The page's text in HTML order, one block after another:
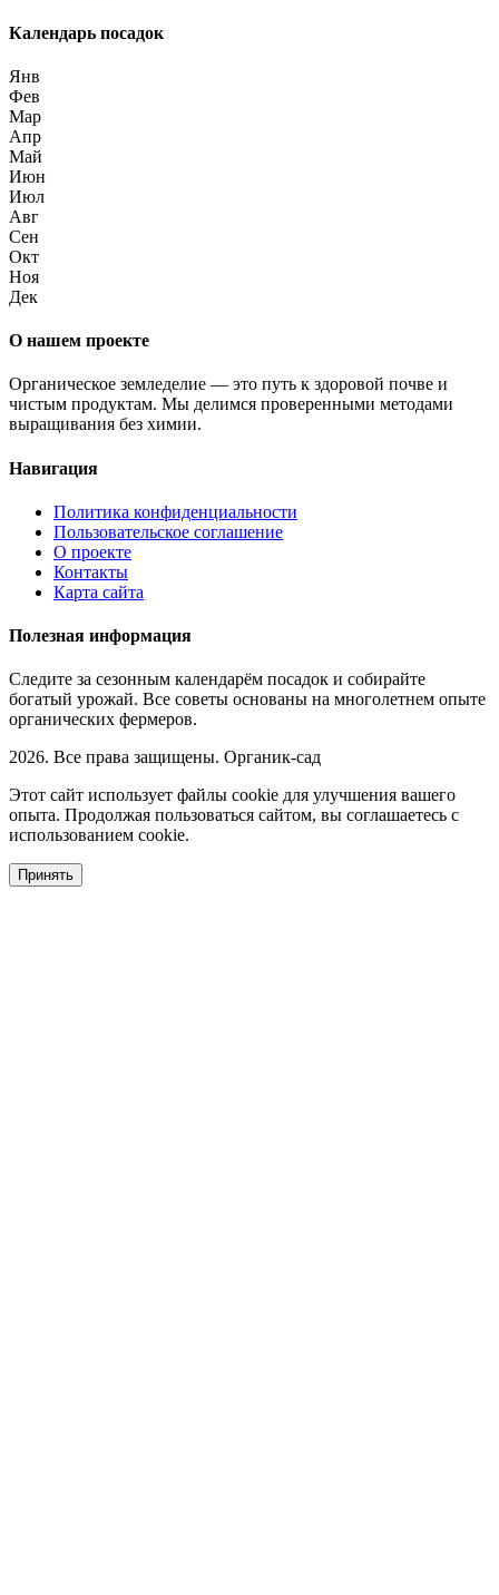
Календарь посадок
Янв
Фев
Мар
Апр
Май
Июн
Июл
Авг
Сен
Окт
Ноя
Дек
О нашем проекте
Органическое земледелие — это путь к здоровой почве и
чистым продуктам. Мы делимся проверенными методами
выращивания без химии.
Навигация
Политика конфиденциальности
Пользовательское соглашение
О проекте
Контакты
Карта сайта
Полезная информация
Следите за сезонным календарём посадок и собирайте
богатый урожай. Все советы основаны на многолетнем опыте
органических фермеров.
2026. Все права защищены. Органик-сад
Этот сайт использует файлы cookie для улучшения вашего
опыта. Продолжая пользоваться сайтом, вы соглашаетесь с
использованием cookie.
Принять